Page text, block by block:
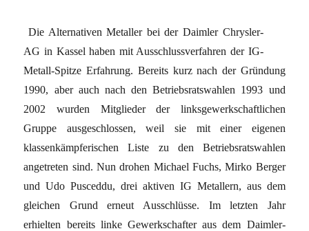
Die Alternativen Metaller bei der Daimler Chrysler-
AG in Kassel haben mit Ausschlussverfahren der IG-
Metall-Spitze Erfahrung. Bereits kurz nach der Gründung
1990, aber auch nach den Betriebsratswahlen 1993 und
2002 wurden Mitglieder der linksgewerkschaftlichen
Gruppe ausgeschlossen, weil sie mit einer eigenen
klassenkämpferischen Liste zu den Betriebsratswahlen
angetreten sind. Nun drohen Michael Fuchs, Mirko Berger
und Udo Pusceddu, drei aktiven IG Metallern, aus dem
gleichen Grund erneut Ausschlüsse. Im letzten Jahr
erhielten bereits linke Gewerkschafter aus dem Daimler-